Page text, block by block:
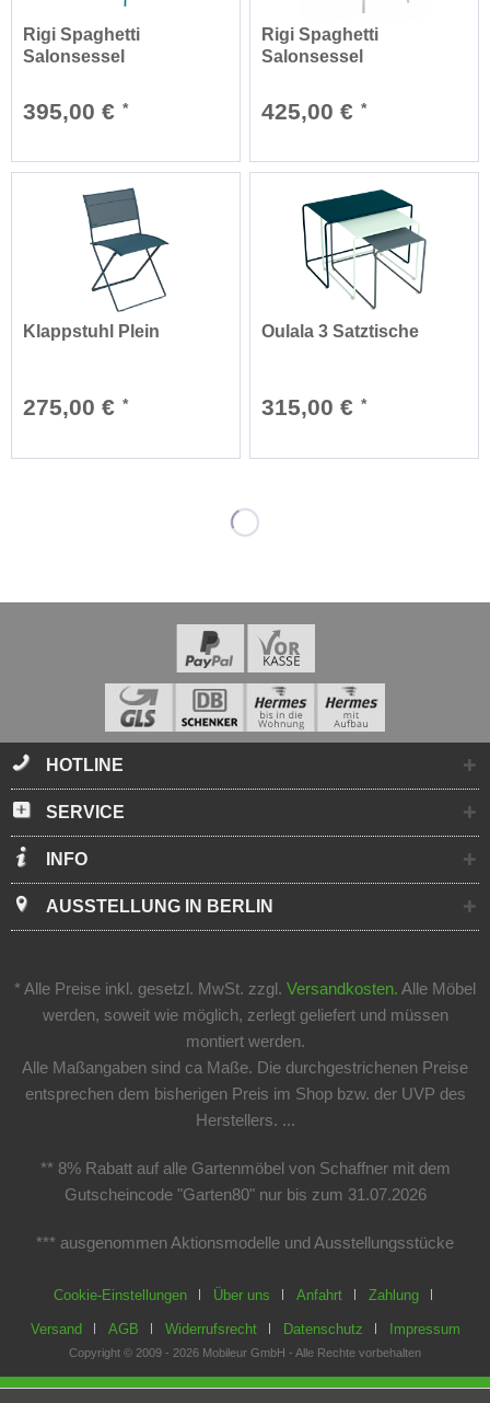
Rigi Spaghetti
Salonsessel
395,00 € *
Rigi Spaghetti
Salonsessel
425,00 € *
Klappstuhl Plein
275,00 € *
Oulala 3 Satztische
315,00 € *
HOTLINE
SERVICE
INFO
AUSSTELLUNG IN BERLIN
* Alle Preise inkl. gesetzl. MwSt. zzgl. Versandkosten. Alle Möbel
werden, soweit wie möglich, zerlegt geliefert und müssen
montiert werden.
Alle Maßangaben sind ca Maße. Die durchgestrichenen Preise
entsprechen dem bisherigen Preis im Shop bzw. der UVP des
Herstellers. ...
** 8% Rabatt auf alle Gartenmöbel von Schaffner mit dem
Gutscheincode "Garten80" nur bis zum 31.07.2026
*** ausgenommen Aktionsmodelle und Ausstellungsstücke
Cookie-Einstellungen Über uns Anfahrt Zahlung
Versand AGB Widerrufsrecht Datenschutz Impressum
Copyright © 2009 - 2026 Mobileur GmbH - Alle Rechte vorbehalten